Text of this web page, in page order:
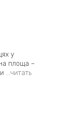
у
площа –
…читать